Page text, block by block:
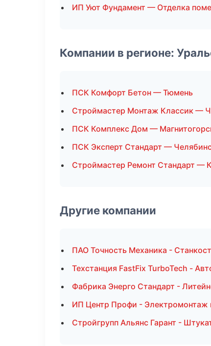
ИП Уют Фундамент — Отделка
Компании в регионе:
ПСК Комфорт Бетон — Тюмень
Строймастер Монтаж Классик —
ПСК Комплекс Дом —
ПСК Эксперт Стандарт —
Строймастер Ремонт Стандарт —
Другие компании
ПАО Точность Механика -
Техстанция FastFix TurboTech -
Фабрика Энерго Стандарт -
ИП Центр Профи - Электромонтаж
Стройгрупп Альянс Гарант -